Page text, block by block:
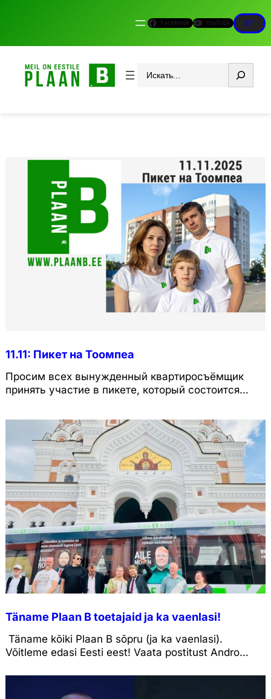
Facebook YouTube ET
Otsi
11.11: Пикет на Тоомпеа
Просим всех вынужденный квартиросъёмщик
принять участие в пикете, который состоится
Рийгикогу. Приветствуются тематические плакат.
Facebook info.
Täname Plaan B toetajaid ja ka vaenlasi!
Täname kõiki Plaan B sõpru (ja ka vaenlasi).
Võitleme edasi Eesti eest! Vaata postitust Andro